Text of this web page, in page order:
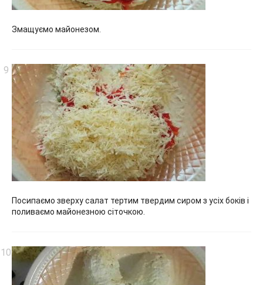
Змащуємо майонезом.
Посипаємо зверху салат тертим твердим сиром з усіх боків і
поливаємо майонезною сіточкою.